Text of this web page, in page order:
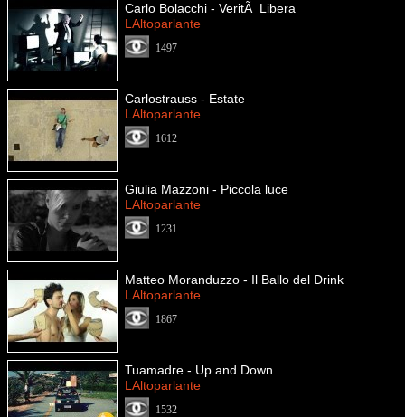
Carlo Bolacchi - VeritÃ Libera
LAltoparlante
1497
Carlostrauss - Estate
LAltoparlante
1612
Giulia Mazzoni - Piccola luce
LAltoparlante
1231
Matteo Moranduzzo - Il Ballo del Drink
LAltoparlante
1867
Tuamadre - Up and Down
LAltoparlante
1532